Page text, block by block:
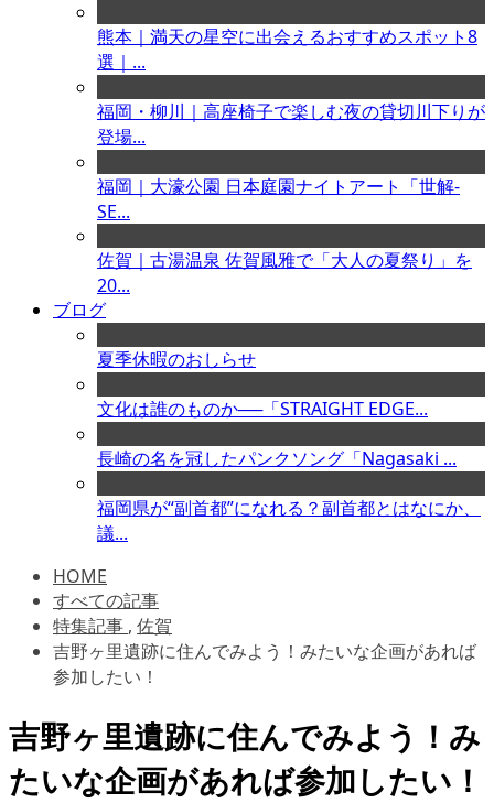
熊本｜満天の星空に出会えるおすすめスポット8
選｜...
福岡・柳川｜高座椅子で楽しむ夜の貸切川下りが
登場...
福岡｜大濠公園 日本庭園ナイトアート「世解-
SE...
佐賀｜古湯温泉 佐賀風雅で「大人の夏祭り」を
20...
ブログ
夏季休暇のおしらせ
文化は誰のものか──「STRAIGHT EDGE...
長崎の名を冠したパンクソング「Nagasaki ...
福岡県が“副首都”になれる？副首都とはなにか、
議...
HOME
すべての記事
特集記事 , 佐賀
吉野ヶ里遺跡に住んでみよう！みたいな企画があれば
参加したい！
吉野ヶ里遺跡に住んでみよう！み
たいな企画があれば参加したい！